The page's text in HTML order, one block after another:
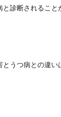
と診断されること
とうつ病との違い